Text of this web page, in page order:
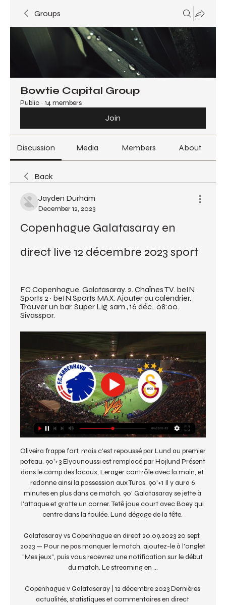
Groups
Bowtie Capital Group
Public · 14 members
Join
Discussion Media Members About
Back
Jayden Durham
December 12, 2023
Copenhague Galatasaray en
direct live 12 décembre 2023 sport
FC Copenhague. Galatasaray. 2. Chaînes TV. beIN
Sports 2 · beIN Sports MAX. Ajouter au calendrier.
Trouver un bar. Super Lig. sam., 16 déc.. 08:00.
Sivasspor.
Oliveira frappe fort, mais c'est repoussé par Lund au premier
poteau. 90'+3 Elyounoussi est remplacé par Hojlund Présent
dans le camp des locaux, Lerager contrôle avec la main, et
redonne ainsi la possession aux Turcs. 90'+1 Il y aura 6
minutes en plus dans ce match. 90' Galatasaray se jette à
l'attaque et gratte un corner. Tetê joue court avec Boey qui
centre dans la foulée. Lund dégage de la tête.
Galatasaray vs Copenhague en direct 20.09.2023 20 sept.
2023 — Pour ne pas manquer le match, ajoutez-le à l'onglet
"Mes jeux", puis vous recevrez une notification sur le début
du match. Le streaming en ...
Copenhague v Galatasaray | 12 décembre 2023 Dernières
actualités, statistiques et commentaires en direct